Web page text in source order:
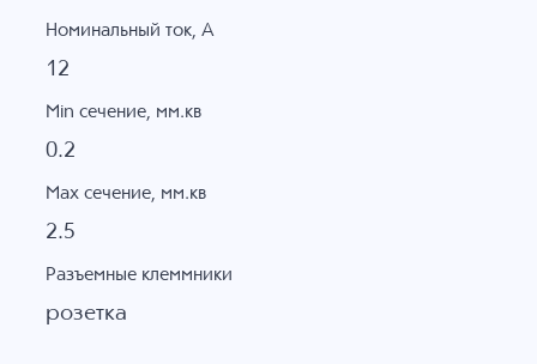
Номинальный ток, А
12
Min сечение, мм.кв
0.2
Max сечение, мм.кв
2.5
Разъемные клеммники
розетка